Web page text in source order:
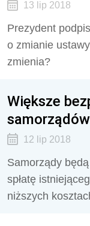
13 lip 2018
Prezydent
o zmianie
zmienia?
Większe
12 lip 2018
Samorządy
spłatę
niższych